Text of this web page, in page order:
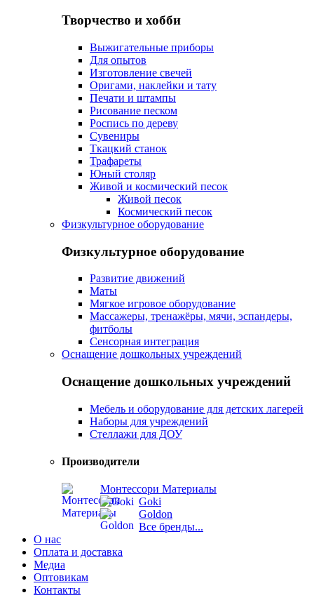
Творчество и хобби
Выжигательные приборы
Для опытов
Изготовление свечей
Оригами, наклейки и тату
Печати и штампы
Рисование песком
Роспись по дереву
Сувениры
Ткацкий станок
Трафареты
Юный столяр
Живой и космический песок
Живой песок
Космический песок
Физкультурное оборудование
Физкультурное оборудование
Развитие движений
Маты
Мягкое игровое оборудование
Массажеры, тренажёры, мячи, эспандеры,
фитболы
Сенсорная интеграция
Оснащение дошкольных учреждений
Оснащение дошкольных учреждений
Мебель и оборудование для детских лагерей
Наборы для учреждений
Стеллажи для ДОУ
Производители
Монтессори Материалы
Goki
Goldon
Все бренды...
О нас
Оплата и доставка
Медиа
Оптовикам
Контакты